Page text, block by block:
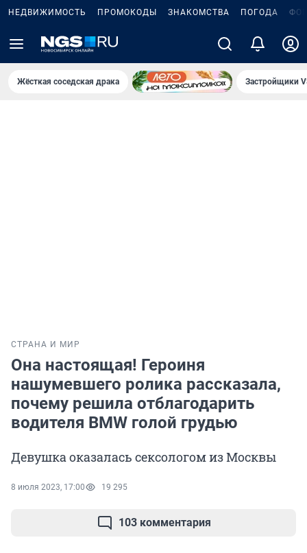
НЕДВИЖИМОСТЬ ПРОМОКОДЫ ЗНАКОМСТВА ПОГОДА
Жёсткая соседская драка Застройщики
СТРАНА И МИР
Она настоящая! Героиня
нашумевшего ролика рассказала,
почему решила отблагодарить
водителя BMW голой грудью
Девушка оказалась сексологом из Москвы
8 июля 2023, 17:00 19 295
103 комментария